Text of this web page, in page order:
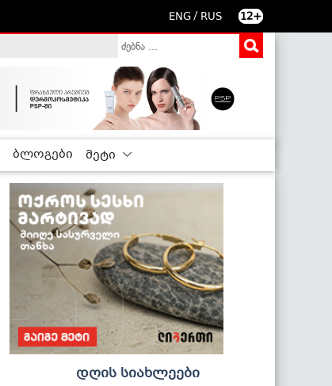
ENG / RUS 12+
ბლოგები მეტი
დღის სიახლეები